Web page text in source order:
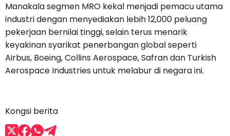
Manakala segmen MRO kekal menjadi pemacu utama
industri dengan menyediakan lebih 12,000 peluang
pekerjaan bernilai tinggi, selain terus menarik
keyakinan syarikat penerbangan global seperti
Airbus, Boeing, Collins Aerospace, Safran dan Turkish
Aerospace Industries untuk melabur di negara ini.
Kongsi berita